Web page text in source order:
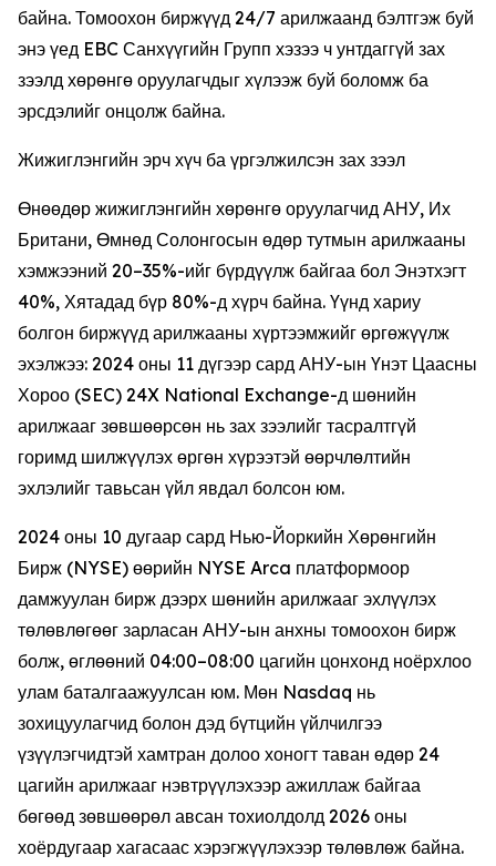
байна. Томоохон биржүүд 24/7 арилжаанд бэлтгэж буй
энэ үед EBC Санхүүгийн Групп хэзээ ч унтдаггүй зах
зээлд хөрөнгө оруулагчдыг хүлээж буй боломж ба
эрсдэлийг онцолж байна.
Жижиглэнгийн эрч хүч ба үргэлжилсэн зах зээл
Өнөөдөр жижиглэнгийн хөрөнгө оруулагчид АНУ, Их
Британи, Өмнөд Солонгосын өдөр тутмын арилжааны
хэмжээний 20–35%-ийг бүрдүүлж байгаа бол Энэтхэгт
40%, Хятадад бүр 80%-д хүрч байна. Үүнд хариу
болгон биржүүд арилжааны хүртээмжийг өргөжүүлж
эхэлжээ: 2024 оны 11 дүгээр сард АНУ-ын Үнэт Цаасны
Хороо (SEC) 24X National Exchange-д шөнийн
арилжааг зөвшөөрсөн нь зах зээлийг тасралтгүй
горимд шилжүүлэх өргөн хүрээтэй өөрчлөлтийн
эхлэлийг тавьсан үйл явдал болсон юм.
2024 оны 10 дугаар сард Нью-Йоркийн Хөрөнгийн
Бирж (NYSE) өөрийн NYSE Arca платформоор
дамжуулан бирж дээрх шөнийн арилжааг эхлүүлэх
төлөвлөгөөг зарласан АНУ-ын анхны томоохон бирж
болж, өглөөний 04:00–08:00 цагийн цонхонд ноёрхлоо
улам баталгаажуулсан юм. Мөн Nasdaq нь
зохицуулагчид болон дэд бүтцийн үйлчилгээ
үзүүлэгчидтэй хамтран долоо хоногт таван өдөр 24
цагийн арилжааг нэвтрүүлэхээр ажиллаж байгаа
бөгөөд зөвшөөрөл авсан тохиолдолд 2026 оны
хоёрдугаар хагасаас хэрэгжүүлэхээр төлөвлөж байна.